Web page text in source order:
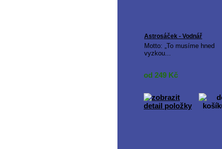
Astrosáček - Vodnář
Motto: „To musíme hned
vyzkou...
od 249 Kč